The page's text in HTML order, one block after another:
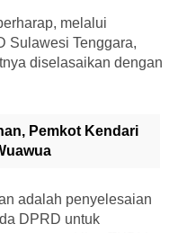
melalui
Sulawesi Tenggara,
diselasaikan dengan
Pemkot Kendari
adalah penyelesaian
DPRD untuk